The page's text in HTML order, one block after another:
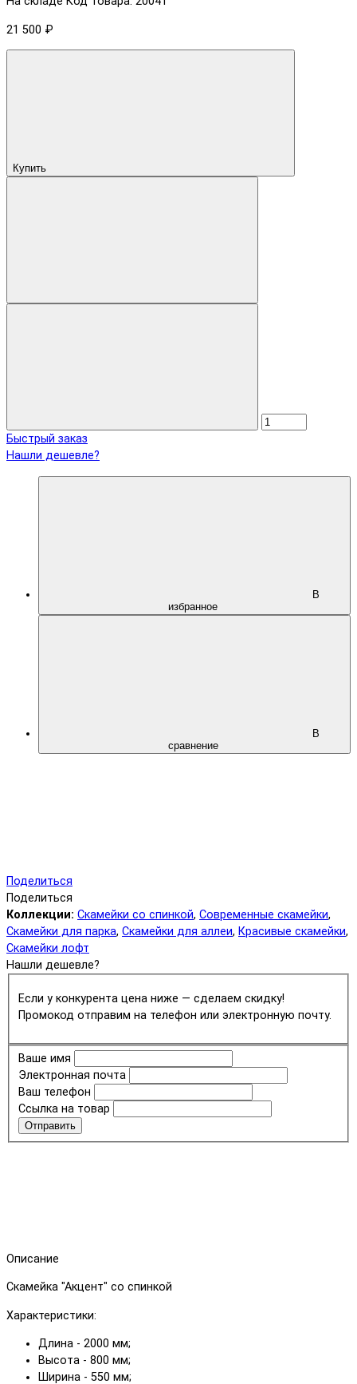
21 500 ₽
Купить
Быстрый заказ
Нашли дешевле?
В
избранное
В
сравнение
Поделиться
Поделиться
Коллекции: Скамейки со спинкой, Современные скамейки,
Скамейки для парка, Скамейки для аллеи, Красивые скамейки,
Скамейки лофт
Нашли дешевле?
Если у конкурента цена ниже — сделаем скидку!
Промокод отправим на телефон или электронную почту.
Ваше имя
Электронная почта
Ваш телефон
Ссылка на товар
Отправить
Описание
Скамейка "Акцент" со спинкой
Характеристики:
Длина - 2000 мм;
Высота - 800 мм;
Ширина - 550 мм;